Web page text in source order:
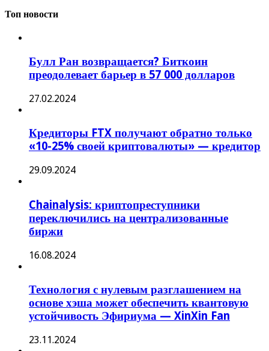
Топ новости
Булл Ран возвращается? Биткоин
преодолевает барьер в 57 000 долларов
27.02.2024
Кредиторы FTX получают обратно только
«10-25% своей криптовалюты» — кредитор
29.09.2024
Chainalysis: криптопреступники
переключились на централизованные
биржи
16.08.2024
Технология с нулевым разглашением на
основе хэша может обеспечить квантовую
устойчивость Эфириума — XinXin Fan
23.11.2024